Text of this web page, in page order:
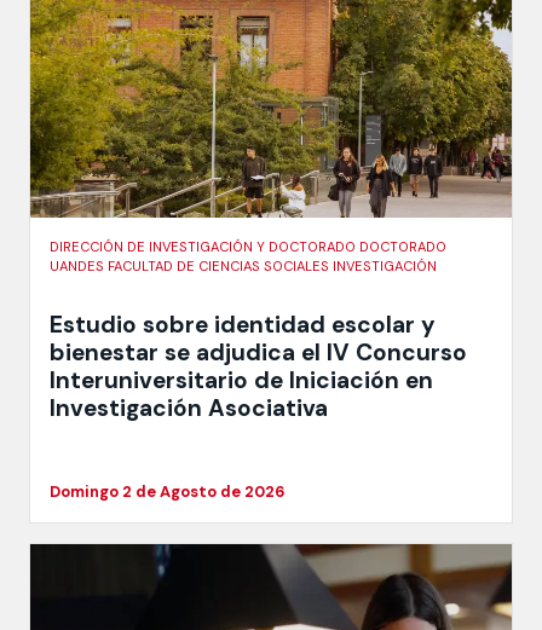
DIRECCIÓN DE INVESTIGACIÓN Y DOCTORADO DOCTORADO
UANDES FACULTAD DE CIENCIAS SOCIALES INVESTIGACIÓN
Estudio sobre identidad escolar y
bienestar se adjudica el IV Concurso
Interuniversitario de Iniciación en
Investigación Asociativa
Domingo 2 de Agosto de 2026